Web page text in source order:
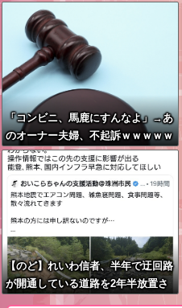
「コンビニ、馬鹿にすんなよ」→あ
のオーナー夫婦、不起訴ｗｗｗｗｗ
ｗｗｗｗ
【のど】れいわ信者、半年で迂回路
が開通している道路を2年半放置さ